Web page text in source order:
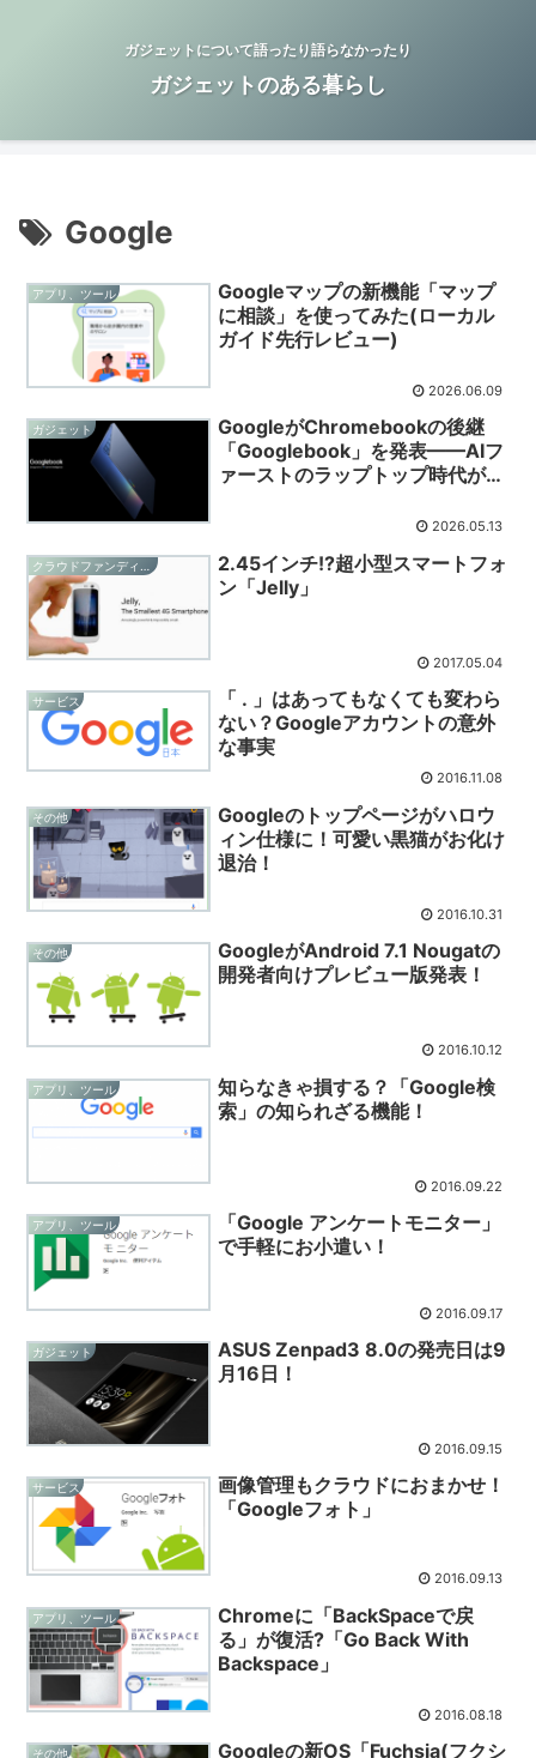
ガジェットについて語ったり語らなかったり
ガジェットのある暮らし
Google
アプリ、ツール
Googleマップの新機能「マップ
に相談」を使ってみた(ローカル
ガイド先行レビュー)
2026.06.09
ガジェット
GoogleがChromebookの後継
「Googlebook」を発表——AIフ
ァーストのラップトップ時代が始
2026.05.13
2.45インチ!?超小型スマートフォ
ン「Jelly」
2017.05.04
サービス
「 . 」はあってもなくても変わら
ない？Googleアカウントの意外
な事実
2016.11.08
その他
Googleのトップページがハロウ
ィン仕様に！可愛い黒猫がお化け
退治！
2016.10.31
その他
GoogleがAndroid 7.1 Nougatの
開発者向けプレビュー版発表！
2016.10.12
アプリ、ツール
知らなきゃ損する？「Google検
索」の知られざる機能！
2016.09.22
アプリ、ツール
「Google アンケートモニター」
で手軽にお小遣い！
2016.09.17
ガジェット
ASUS Zenpad3 8.0の発売日は9
月16日！
2016.09.15
サービス
画像管理もクラウドにおまかせ！
「Googleフォト」
2016.09.13
アプリ、ツール
Chromeに「BackSpaceで戻
る」が復活?「Go Back With
Backspace」
2016.08.18
その他
Googleの新OS「Fuchsia(フクシ